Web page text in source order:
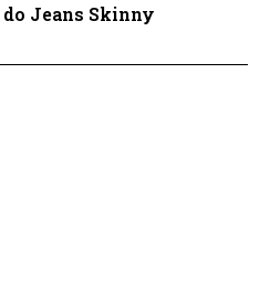
Jeans Skinny